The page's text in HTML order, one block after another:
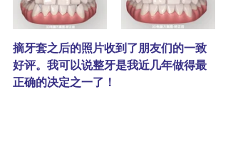
摘牙套之后的照片收到了朋友们的一致
好评。我可以说整牙是我近几年做得最
正确的决定之一了！